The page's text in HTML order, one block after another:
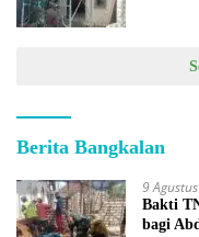
Berita Bangkalan
9
Bakti
bagi